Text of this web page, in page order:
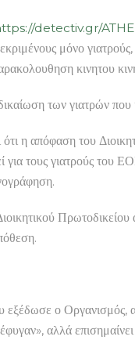
detectiv.gr/
μόνο
κινητου
των γιατρών
ότι η απόφαση του
για τους γιατρούς
εξέδωσε ο Οργανισμός,
αλλά